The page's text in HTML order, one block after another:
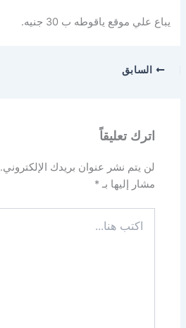
يباع علي موقع ياقوطه ب 30 جنيه.
السابق
اترك تعليقاً
لن يتم نشر عنوان بريدك الإلكتروني.
مشار إليها بـ*
هنا...